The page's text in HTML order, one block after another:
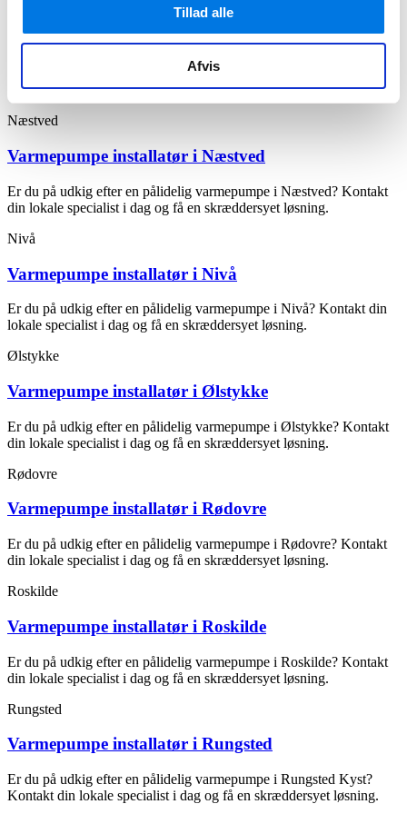
Tillad alle
Afvis
Varmepumpe installatør i Munkebo
Er du på udkig efter en pålidelig varmepumpe i Munkebo? Kontakt
din lokale specialist i dag og få en skræddersyet løsning.
Næstved
Varmepumpe installatør i Næstved
Er du på udkig efter en pålidelig varmepumpe i Næstved? Kontakt
din lokale specialist i dag og få en skræddersyet løsning.
Nivå
Varmepumpe installatør i Nivå
Er du på udkig efter en pålidelig varmepumpe i Nivå? Kontakt din
lokale specialist i dag og få en skræddersyet løsning.
Ølstykke
Varmepumpe installatør i Ølstykke
Er du på udkig efter en pålidelig varmepumpe i Ølstykke? Kontakt
din lokale specialist i dag og få en skræddersyet løsning.
Rødovre
Varmepumpe installatør i Rødovre
Er du på udkig efter en pålidelig varmepumpe i Rødovre? Kontakt
din lokale specialist i dag og få en skræddersyet løsning.
Roskilde
Varmepumpe installatør i Roskilde
Er du på udkig efter en pålidelig varmepumpe i Roskilde? Kontakt
din lokale specialist i dag og få en skræddersyet løsning.
Rungsted
Varmepumpe installatør i Rungsted
Er du på udkig efter en pålidelig varmepumpe i Rungsted Kyst?
Kontakt din lokale specialist i dag og få en skræddersyet løsning.